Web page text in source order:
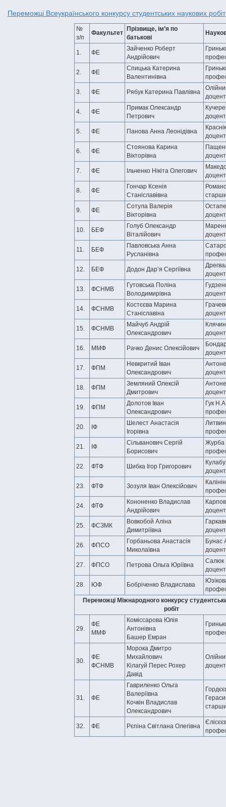
Переможці Всеукраїнського конкурсу студентських наукових робіт
№
з/п
Факультет
Прізвище, ім’я по
батькові
1. ФЕ
Зайченко Роберт
Андрійович
2. ФЕ
Спицька Катерина
Валентинівна
3. ФЕ Рябук Катерина Павлівна
доцент
4. ФЕ
Примак Олександр
Петрович
доцент
5. ФЕ Панова Анна Леонідівна
доцент
6. ФЕ
Стоянова Карина
Вікторівна
доцент
7. ФЕ Ільченко Нікіта Олегович
доцент
8. ФЕ
Гончар Ксенія
Станіславівна
9. ФЕ
Сотула Валерія
Вікторівна
доцент
10. БЕФ
Голуб Олександр
Віталійович
доцент
11. БЕФ
Павловська Анна
Русланівна
12. БЕФ Додон Дар’я Сергіївна
доцент
13. ФСНМВ
Гутовська Поліна
Володимирівна
доцент
14. ФСНМВ
Костєєва Марина
Станіславіна
доцент
15. ФСНМВ
Майчуб Андрій
Олександрович
доцент
16. ММФ Рачко Денис Олексійович
доцент
17. ФПМ
Невкритий Іван
Олександрович
доцент
18. ФПМ
Земляний Олексій
Дмитрович
доцент
19. ФПМ
Долотов Іван
Олександрович
Гук
20. ІФ
Шелест Анастасія
Ігорівна
21. ІФ
Сільванович Сергій
Борисович
Журба
22. ФТФ Шибка Ігор Григорович
доцент
23. ФТФ Зозуля Іван Олексійович
24. ФТФ
Кононенко Владислав
Андрійович
доцент
25. ФСЗМК
Вовкобой Аліна
Димитріївна
доцент
26. ФПСО
Горбаньова Анастасія
Миколаївна
Бунас
доцент
27. ФПСО Петрова Ольга Юріївна
Салюк
доцент
28. ЮФ Бобріченко Владислава
Переможці Міжнародного конкурсу
робіт
29.
ФЕ
ММФ
Коміссарова Юлія
Антонівна
Башер Емран
30.
ФЕ
ФСНМВ
Морока Дмитро
Михайлович
Кілагуй Перес Рохер
Давід
доцент
31. ФЕ
Гавриленко Ольга
Валеріївна
Кочкін Владислав
Олександрович
32. ФЕ Рєпіна Світлана Олегівна